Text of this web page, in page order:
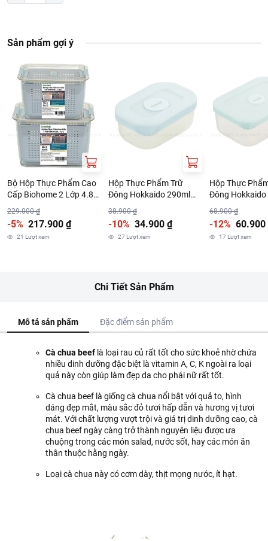
Sản phẩm gợi ý
Bộ Hộp Thực Phẩm Cao
Cấp Biohome 2 Lớp 4.8L
229.000 ₫
-5% 217.900 ₫
21 Lượt xem
Hộp Thực Phẩm Trữ
Đông Hokkaido 290ml
38.900 ₫
-10% 34.900 ₫
27 Lượt xem
Hộp Thực
Đông Hokkaido
68.900 ₫
-12% 60.900
17 Lượt xem
Chi Tiết Sản Phẩm
Mô tả sản phẩm Đặc điểm sản phẩm
Cà chua beef là loại rau củ rất tốt cho sức khoẻ nhờ chứa
nhiều dinh dưỡng đặc biệt là vitamin A, C, K ngoài ra loại
quả này còn giúp làm đẹp da cho phái nữ rất tốt.
Cà chua beef là giống cà chua nổi bật với quả to, hình
dáng đẹp mắt, màu sắc đỏ tươi hấp dẫn và hương vị tươi
mát. Với chất lượng vượt trội và giá trị dinh dưỡng cao, cà
chua beef ngày càng trở thành nguyên liệu được ưa
chuộng trong các món salad, nước sốt, hay các món ăn
thân thuộc hằng ngày.
Loại cà chua này có cơm dày, thịt mọng nước, ít hạt.